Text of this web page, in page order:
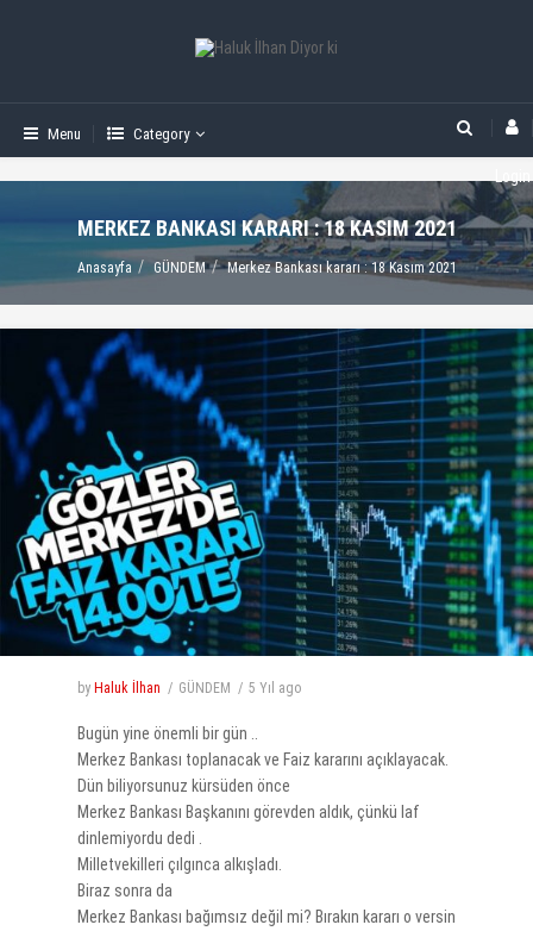
Menu Category
MERKEZ BANKASI KARARI : 18 KASIM 2021
Anasayfa GÜNDEM Merkez Bankası kararı : 18 Kasım 2021
by Haluk İlhan GÜNDEM 5 Yıl ago
Bugün yine önemli bir gün ..
Merkez Bankası toplanacak ve Faiz kararını açıklayacak.
Dün biliyorsunuz kürsüden önce
Merkez Bankası Başkanını görevden aldık, çünkü laf
dinlemiyordu dedi .
Milletvekilleri çılgınca alkışladı.
Biraz sonra da
Merkez Bankası bağımsız değil mi? Bırakın kararı o versin